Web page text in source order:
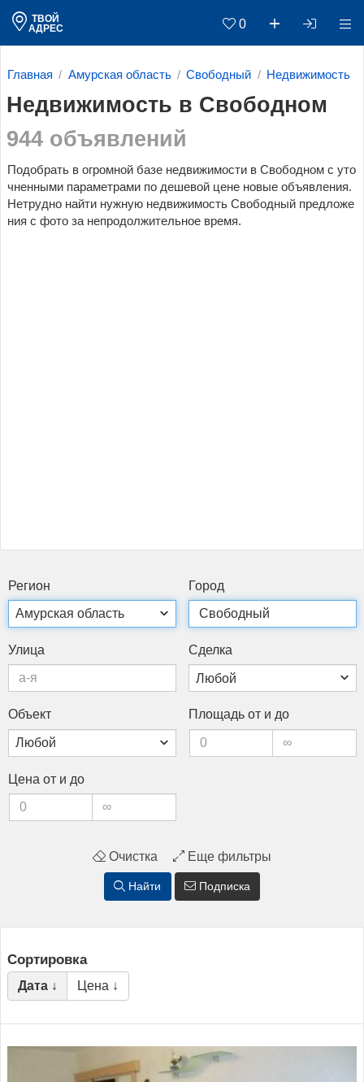
ТВОЙ
АДРЕС
0
Главная Амурская область Свободный Недвижимость
Недвижимость в Свободном
944 объявлений
Подобрать в огромной базе недвижимости в Свободном c уто
чненными параметрами по дешевой цене новые объявления.
Нетрудно найти нужную недвижимость Свободный предложе
ния с фото за непродолжительное время.
Ре­ги­он Го­род
Ули­ца Сдел­ка
Объ­ект Пло­щадь от и до
Це­на от и до
Очистка Еще фильтры
Найти Подписка
Сортировка
Дата ↓ Цена ↓